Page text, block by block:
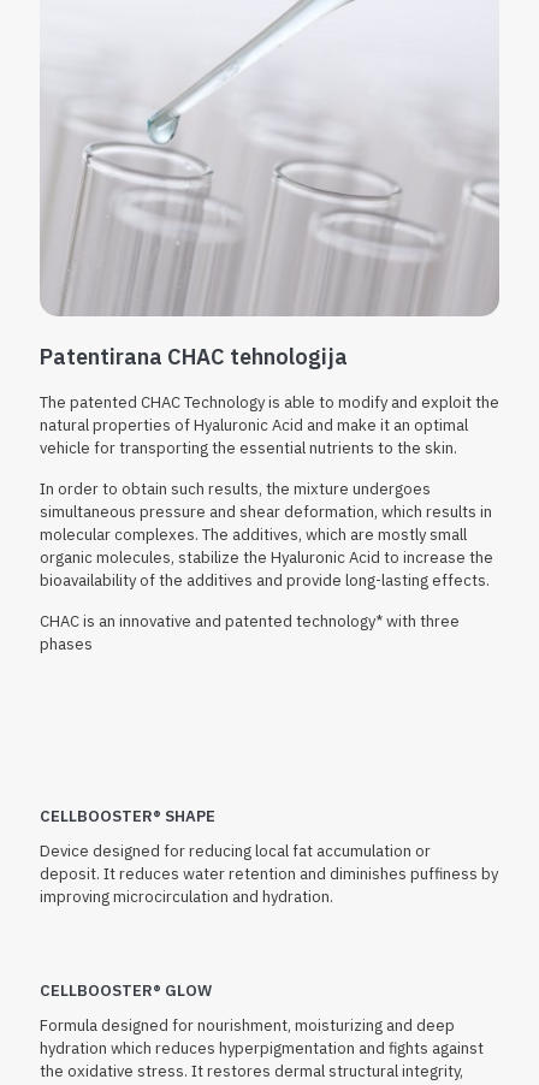
Patentirana CHAC tehnologija
The patented CHAC Technology is able to modify and exploit the
natural properties of Hyaluronic Acid and make it an optimal
vehicle for transporting the essential nutrients to the skin.
In order to obtain such results, the mixture undergoes
simultaneous pressure and shear deformation, which results in
molecular complexes. The additives, which are mostly small
organic molecules, stabilize the Hyaluronic Acid to increase the
bioavailability of the additives and provide long-lasting effects.
CHAC is an innovative and patented technology* with three
phases
CELLBOOSTER® SHAPE
Device designed for reducing local fat accumulation or
deposit. It reduces water retention and diminishes puffiness by
improving microcirculation and hydration.
CELLBOOSTER® GLOW
Formula designed for nourishment, moisturizing and deep
hydration which reduces hyperpigmentation and fights against
the oxidative stress. It restores dermal structural integrity,